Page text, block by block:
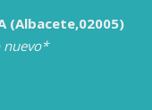
(Albacete,02005)
nuevo*